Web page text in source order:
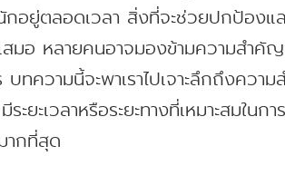
อยู่ตลอดเวลา สิ่งที่จะช่วยปกป้องแ
สมอ หลายคนอาจมองข้ามความสำคั
ทความนี้จะพาเราไปเจาะลึกถึงคว
ยะเวลาหรือระยะทางที่เหมาะสมใน
ากที่สุด